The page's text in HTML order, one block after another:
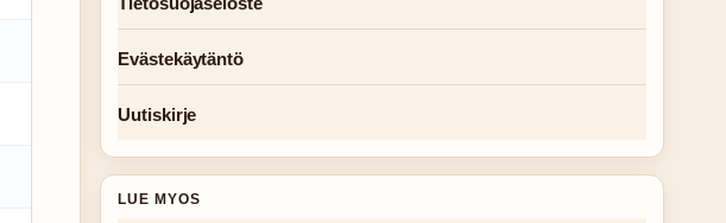
Evästekäytäntö
Uutiskirje
LUE MYOS